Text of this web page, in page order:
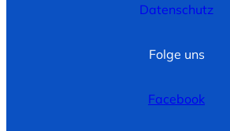
Datenschutz
Folge uns
Facebook